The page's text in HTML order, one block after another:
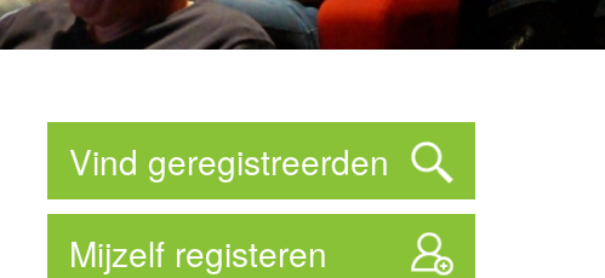
Vind geregistreerden
Mijzelf registeren